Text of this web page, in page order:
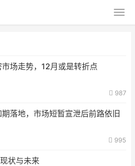
场走势，12月或是转折点
987
落地，市场短暂宣泄后前路依旧
995
状与未来